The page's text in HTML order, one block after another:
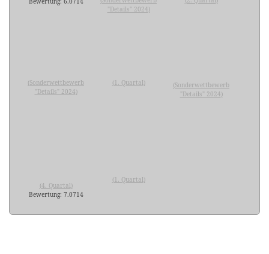
"Details" 2024)
(Sonderwettbewerb
"Details" 2024)
(1. Quartal) (Sonderwettbewerb
"Details" 2024)
(4. Quartal)
Bewertung: 7.0714
(1. Quartal)